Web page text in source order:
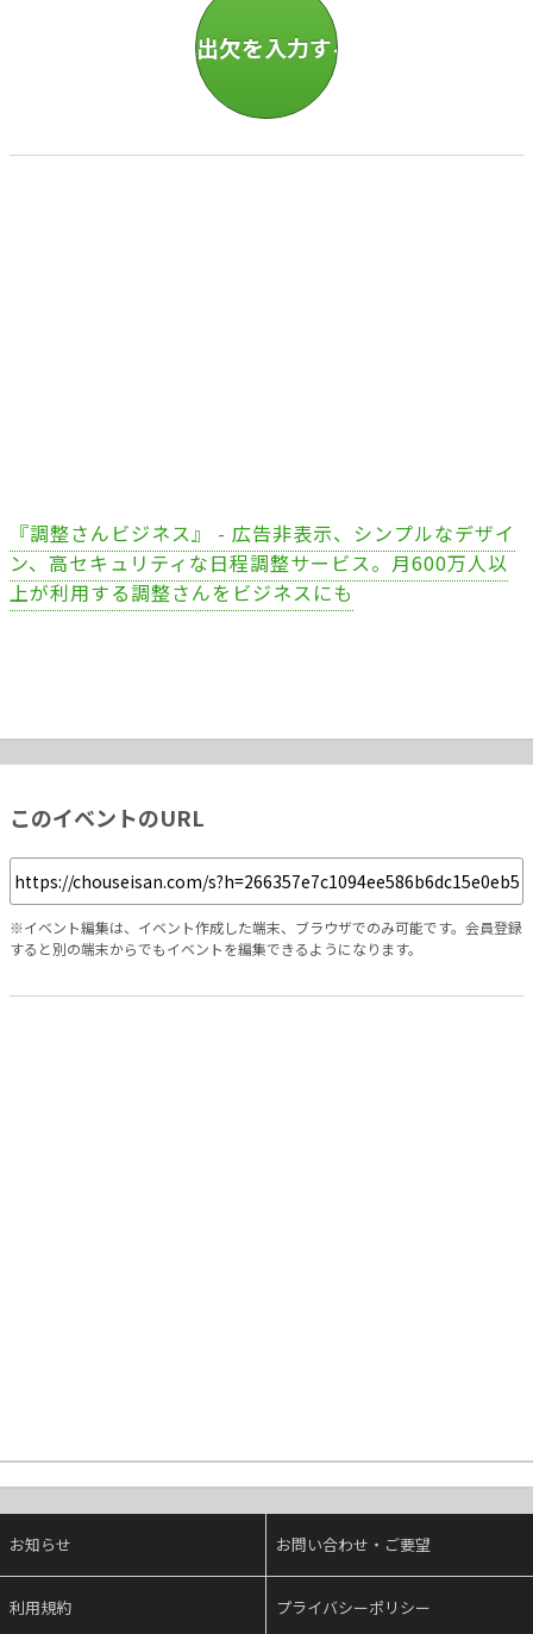
『調整さんビジネス』 - 広告非表示、シンプルなデザイ
ン、高セキュリティな日程調整サービス。月600万人以
上が利用する調整さんをビジネスにも
このイベントのURL
※イベント編集は、イベント作成した端末、ブラウザでのみ可能です。会員登録
すると別の端末からでもイベントを編集できるようになります。
お知らせ お問い合わせ・ご要望
利用規約 プライバシーポリシー